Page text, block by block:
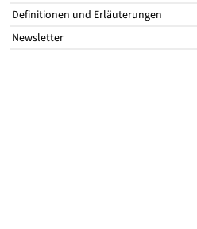
Definitionen und Erläuterungen
Newsletter